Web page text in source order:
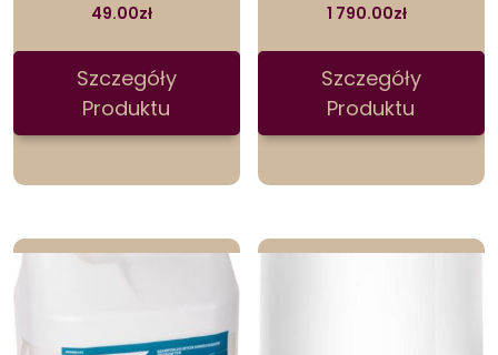
49.00zł
Szczegóły
Produktu
1 790.00zł
Szczegóły
Produktu